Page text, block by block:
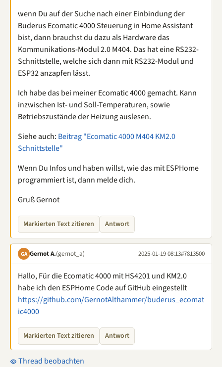
wenn Du auf der Suche nach einer Einbindung der
Buderus Ecomatic 4000 Steuerung in Home Assistant
bist, dann brauchst du dazu als Hardware das
Kommunikations-Modul 2.0 M404. Das hat eine RS232-
Schnittstelle, welche sich dann mit RS232-Modul und
ESP32 anzapfen lässt.
Ich habe das bei meiner Ecomatic 4000 gemacht. Kann
inzwischen Ist- und Soll-Temperaturen, sowie
Betriebszustände der Heizung auslesen.
Siehe auch: Beitrag "Ecomatic 4000 M404 KM2.0
Schnittstelle"
Wenn Du Infos und haben willst, wie das mit ESPHome
programmiert ist, dann melde dich.
Gruß Gernot
Markierten Text zitieren Antwort
GA Gernot A.(gernot_a) 2025-01-19 08:13#7813500
Hallo, Für die Ecomatic 4000 mit HS4201 und KM2.0
habe ich den ESPHome Code auf GitHub eingestellt
https://github.com/GernotAlthammer/buderus_ecomat
ic4000
Markierten Text zitieren Antwort
Thread beobachten